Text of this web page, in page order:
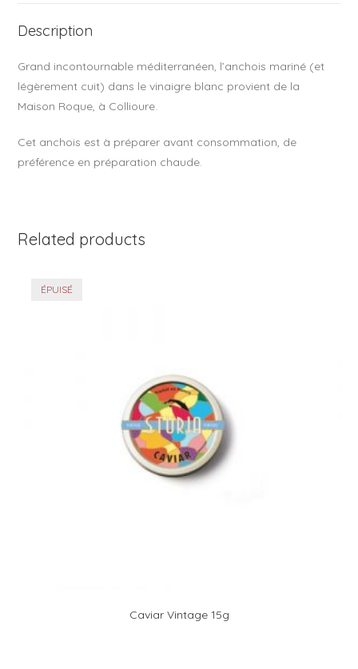
o
k
Description
Grand incontournable méditerranéen, l’anchois mariné (et
légèrement cuit) dans le vinaigre blanc provient de la
Maison Roque, à Collioure.
Cet anchois est à préparer avant consommation, de
préférence en préparation chaude.
Related products
ÉPUISÉ
Caviar Vintage 15g